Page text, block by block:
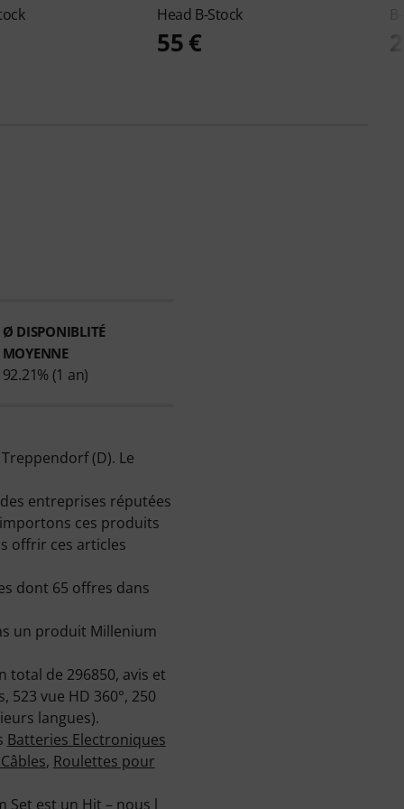
Head B-Stock
55 €
Ø DISPONIBLITÉ
MOYENNE
92.21% (1 an)
(D). Le
entreprises réputées
ces produits
offrir ces articles
dont 65 offres dans
un produit Millenium
de 296850, avis et
vue HD 360°, 250
langues).
Batteries Electroniques
, Roulettes pour
Set est un Hit – nous l